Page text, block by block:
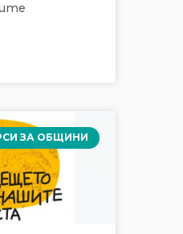
ЗА ОБЩИНИ